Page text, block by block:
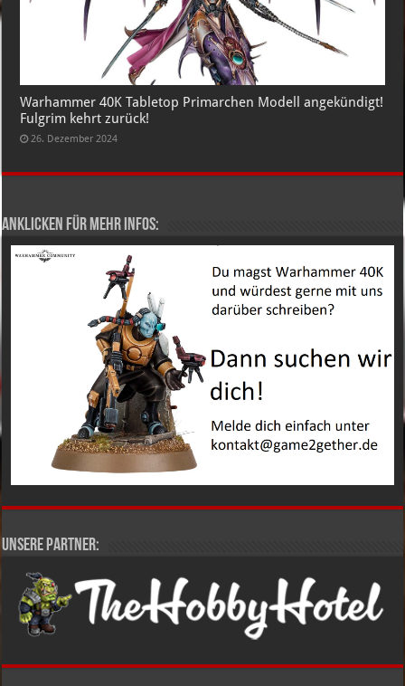
Warhammer 40K Tabletop Primarchen Modell angekündigt!
Fulgrim kehrt zurück!
26. Dezember 2024
Anklicken für mehr Infos:
Unsere Partner: